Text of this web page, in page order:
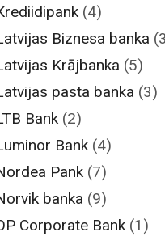
(4)
Biznesa banka
Krājbanka (5)
pasta banka (3)
Bank (2)
Bank (4)
Pank (7)
banka (9)
Corporate Bank (1)